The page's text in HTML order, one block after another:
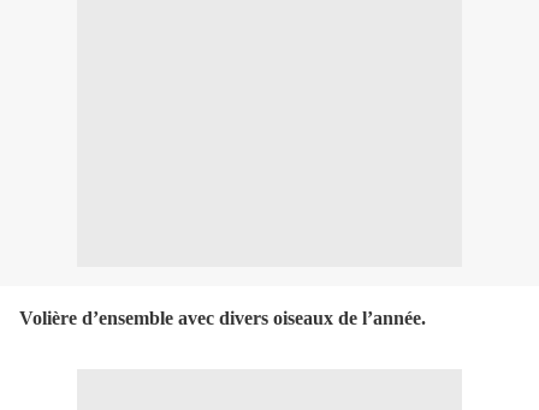
Volière d’ensemble avec divers oiseaux de l’année.